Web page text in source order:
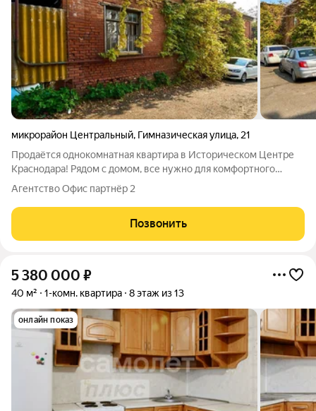
микрорайон Центральный, Гимназическая улица, 21
Продаётся однокомнатная квартира в Историческом Центре
Краснодара! Рядом с домом, все нужно для комфортного
проживания, взрослая и детская поликлиники, роддом, загс,
рынок, школы, музыкальная школа, скверы, до улицы Красная
идти 10 минут, трамвайная
Агентство Офис партнёр 2
Позвонить
5 380 000 ₽
40 м² 1-комн. квартира 8 этаж из 13
онлайн показ